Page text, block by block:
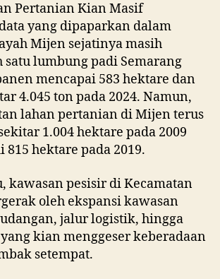
Pertanian Kian Masif
yang dipaparkan dalam
Mijen sejatinya masih
satu lumbung padi Semarang
mencapai 583 hektare dan
4.045 ton pada 2024. Namun,
lahan pertanian di Mijen terus
1.004 hektare pada 2009
hektare pada 2019.
kawasan pesisir di Kecamatan
oleh ekspansi kawasan
jalur logistik, hingga
kian menggeser keberadaan
setempat.